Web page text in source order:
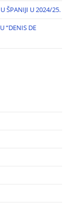
ŠPANIJI U 2024/25.
“DENIS DE